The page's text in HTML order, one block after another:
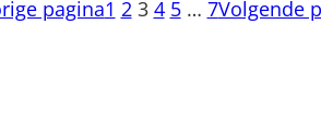
pagina1 2 3 4 5 … 7Volgende